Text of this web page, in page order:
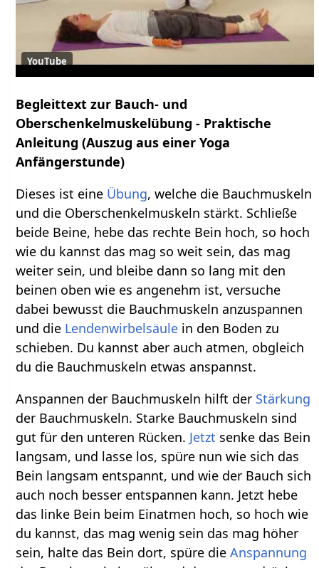
YouTube
Begleittext zur Bauch- und
Oberschenkelmuskelübung - Praktische
Anleitung (Auszug aus einer Yoga
Anfängerstunde)
Dieses ist eine Übung, welche die Bauchmuskeln
und die Oberschenkelmuskeln stärkt. Schließe
beide Beine, hebe das rechte Bein hoch, so hoch
wie du kannst das mag so weit sein, das mag
weiter sein, und bleibe dann so lang mit den
beinen oben wie es angenehm ist, versuche
dabei bewusst die Bauchmuskeln anzuspannen
und die Lendenwirbelsäule in den Boden zu
schieben. Du kannst aber auch atmen, obgleich
du die Bauchmuskeln etwas anspannst.
Anspannen der Bauchmuskeln hilft der Stärkung
der Bauchmuskeln. Starke Bauchmuskeln sind
gut für den unteren Rücken. Jetzt senke das Bein
langsam, und lasse los, spüre nun wie sich das
Bein langsam entspannt, und wie der Bauch sich
auch noch besser entspannen kann. Jetzt hebe
das linke Bein beim Einatmen hoch, so hoch wie
du kannst, das mag wenig sein das mag höher
sein, halte das Bein dort, spüre dieAnspannung